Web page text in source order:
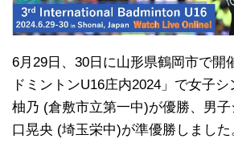
6月29日、30日に山形県鶴岡市で開
ドミントンU16庄内2024」で女子
柚乃 (倉敷市立第一中)が優勝、男
口晃央 (埼玉栄中)が準優勝しました